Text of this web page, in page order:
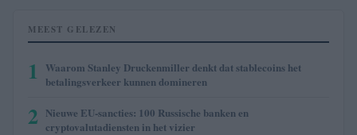
MEEST GELEZEN
1
Waarom Stanley Druckenmiller denkt dat stablecoins het
betalingsverkeer kunnen domineren
2 Nieuwe EU-sancties: 100 Russische banken en
cryptovalutadiensten in het vizier